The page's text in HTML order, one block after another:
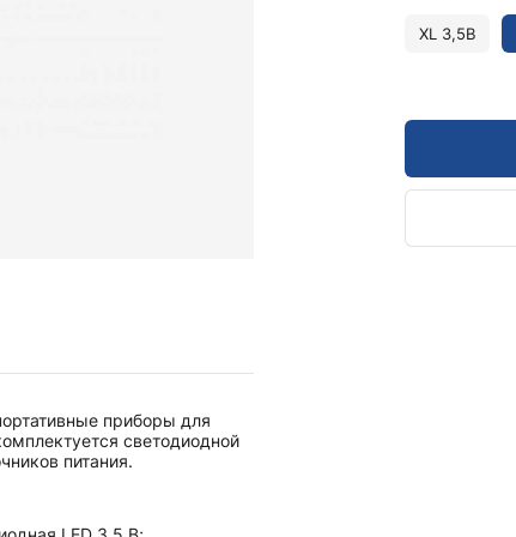
Пульсоксиметры ri-fox N
Термометры и аксессуары
приборы для
светодиодной
питания.
XL 3,5В